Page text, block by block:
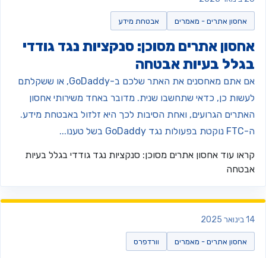
אחסון אתרים - מאמרים אבטחת מידע
אתרים מסוכן: סנקציות נגד גודדי
בעיות אבטחה
אם אתם מאחסנים את האתר שלכם ב-GoDaddy, או ששקלתם
כן, כדאי שתחשבו שנית. מדובר באחד משירותי אחסון
הגרועים, ואחת הסיבות לכך היא זלזול באבטחת מידע.
עוד אחסון אתרים מסוכן: סנקציות נגד גודדי בגלל בעיות
אחסון אתרים - מאמרים וורדפרס